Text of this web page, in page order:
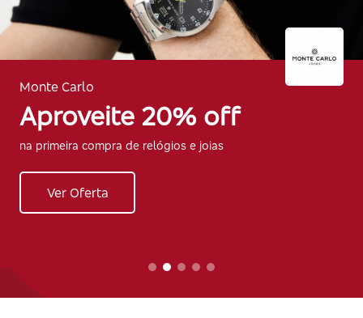
Monte Carlo
Aproveite 20% off
na primeira compra de relógios e joias
Ver Oferta